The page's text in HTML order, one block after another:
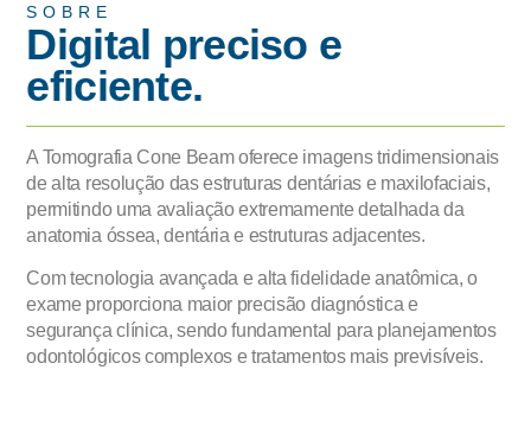
SOBRE
Digital preciso e
eficiente.
A Tomografia Cone Beam oferece imagens tridimensionais
de alta resolução das estruturas dentárias e maxilofaciais,
permitindo uma avaliação extremamente detalhada da
anatomia óssea, dentária e estruturas adjacentes.
Com tecnologia avançada e alta fidelidade anatômica, o
exame proporciona maior precisão diagnóstica e
segurança clínica, sendo fundamental para planejamentos
odontológicos complexos e tratamentos mais previsíveis.